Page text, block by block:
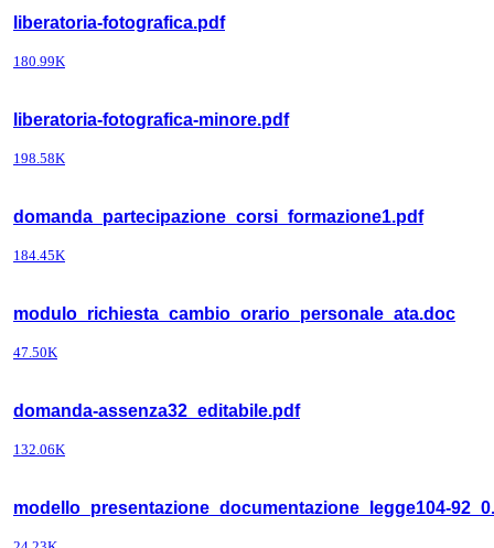
liberatoria-fotografica.pdf
180.99K
liberatoria-fotografica-minore.pdf
198.58K
domanda_partecipazione_corsi_formazione1.pdf
184.45K
modulo_richiesta_cambio_orario_personale_ata.doc
47.50K
domanda-assenza32_editabile.pdf
132.06K
modello_presentazione_documentazione_legge104-